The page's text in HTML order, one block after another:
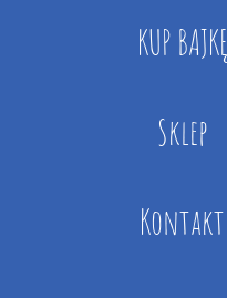
KUP BAJKĘ
Sklep
Kontakt